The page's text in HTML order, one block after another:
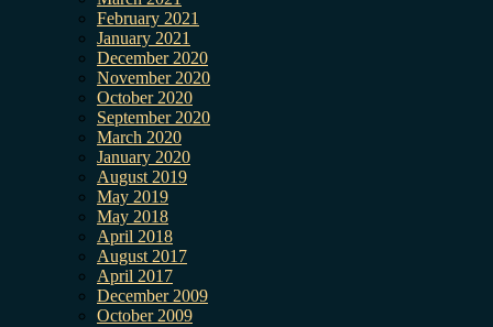
February 2021
January 2021
December 2020
November 2020
October 2020
September 2020
March 2020
January 2020
August 2019
May 2019
May 2018
April 2018
August 2017
April 2017
December 2009
October 2009